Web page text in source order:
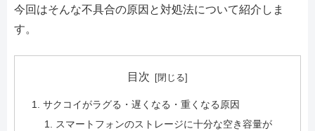
今回はそんな不具合の原因と対処法について紹介しま
す。
目次
サクコイがラグる・遅くなる・重くなる原因
スマートフォンのストレージに十分な空き容量が